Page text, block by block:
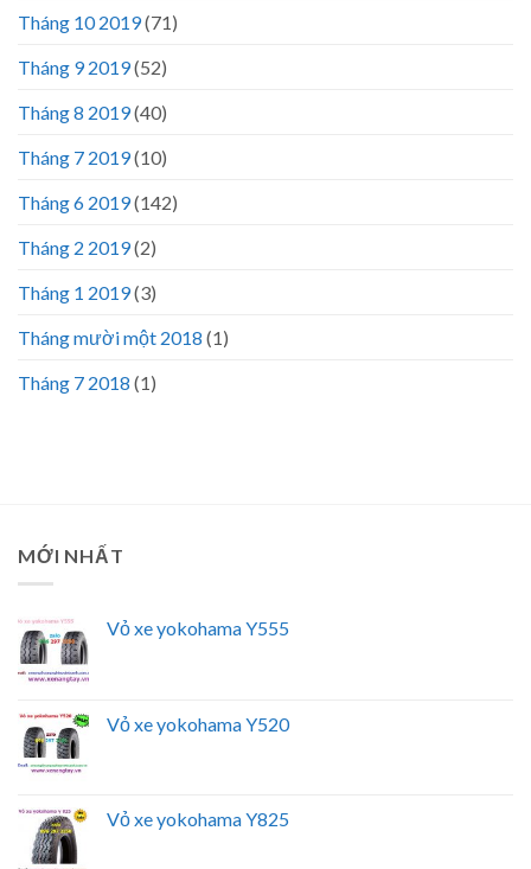
Tháng 10 2019(71)
Tháng 9 2019(52)
Tháng 8 2019(40)
Tháng 7 2019(10)
Tháng 6 2019(142)
Tháng 2 2019(2)
Tháng 1 2019(3)
Tháng mười một 2018 (1)
Tháng 7 2018 (1)
MỚI NHẤT
Vỏ xe yokohama Y555
Vỏ xe yokohama Y520
Vỏ xe yokohama Y825